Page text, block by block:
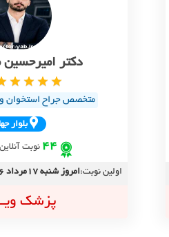
دکتر
متخصص جراح استخوان و
بلوار
44 نوبت
اولین نوبت:امروز شنبه 17مرداد 6عصر
پزشک